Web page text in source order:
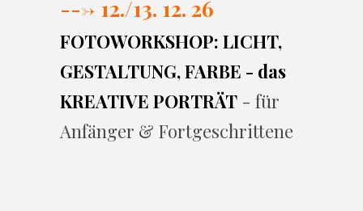
---> 12./13. 12. 26
FOTOWORKSHOP: LICHT,
GESTALTUNG, FARBE - das
KREATIVE PORTRÄT - für
Anfänger & Fortgeschrittene